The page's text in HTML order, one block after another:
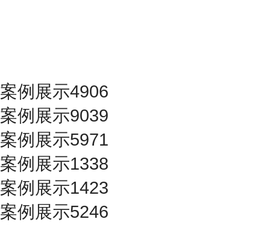
案例展示4906
案例展示9039
案例展示5971
案例展示1338
案例展示1423
案例展示5246